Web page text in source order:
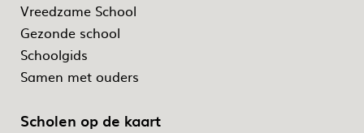
Vreedzame School
Gezonde school
Schoolgids
Samen met ouders
Scholen op de kaart